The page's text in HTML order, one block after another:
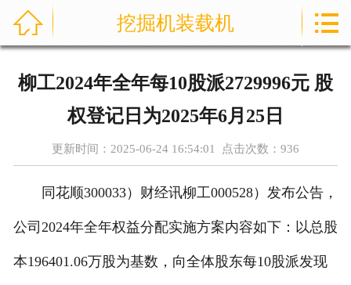
新闻资讯
案例展示
荣誉资质
技术知识
 挖掘机装载机 
柳工2024年全年每10股派2729996元 股
权登记日为2025年6月25日
更新时间：2025-06-24 16:54:01 点击次数： 936
同花顺300033）财经讯柳工000528）发布公告，
公司2024年全年权益分配实施方案内容如下：以总股
本196401.06万股为基数，向全体股东每10股派发现